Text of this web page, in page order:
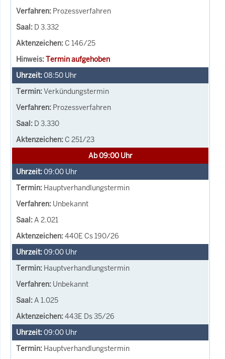
Prozessverfahren
D 3.332
C 146/25
Termin aufgehoben
08:50 Uhr
Verkündungstermin
Prozessverfahren
D 3.330
C 251/23
Ab 09:00 Uhr
09:00 Uhr
Hauptverhandlungstermin
Unbekannt
A 2.021
440E Cs 190/26
09:00 Uhr
Hauptverhandlungstermin
Unbekannt
A 1.025
443E Ds 35/26
09:00 Uhr
Hauptverhandlungstermin